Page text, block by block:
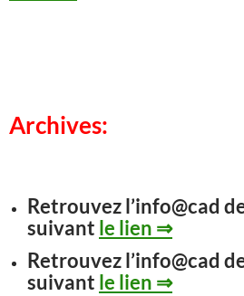
Archives:
Retrouvez l’info@cad
suivant le lien ⇒
Retrouvez l’info@cad
suivant le lien ⇒